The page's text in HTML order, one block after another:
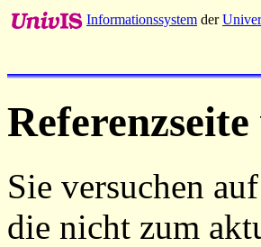
Informationssystem der
Sie versuchen auf
die nicht zum